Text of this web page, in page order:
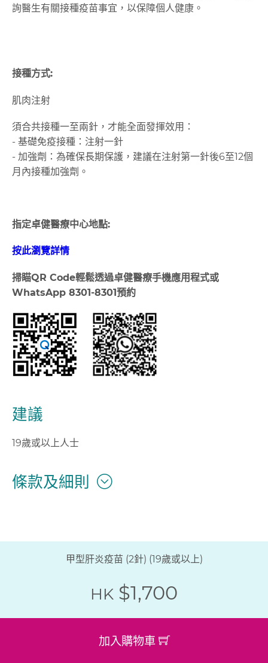
詢醫生有關接種疫苗事宜，以保障個人健康。
接種方式:
肌肉注射
須合共接種一至兩針，才能全面發揮效用：
- 基礎免疫接種：注射一針
- 加強劑：為確保長期保護，建議在注射第一針後6至12個
月內接種加強劑。
指定卓健醫療中心地點:
按此瀏覽詳情
掃瞄QR Code輕鬆透過卓健醫療手機應用程式或
WhatsApp 8301-8301預約
建議
19歲或以上人士
條款及細則
甲型肝炎疫苗 (2針) (19歲或以上)
HK $1,700
加入購物車